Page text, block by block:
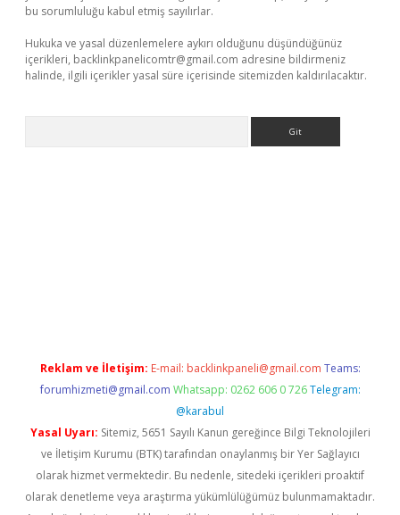
bu sorumluluğu kabul etmiş sayılırlar.
Hukuka ve yasal düzenlemelere aykırı olduğunu düşündüğünüz
içerikleri, backlinkpanelicomtr@gmail.com adresine bildirmeniz
halinde, ilgili içerikler yasal süre içerisinde sitemizden kaldırılacaktır.
Reklam ve İletişim: E-mail: backlinkpaneli@gmail.com Teams:
forumhizmeti@gmail.com Whatsapp: 0262 606 0 726 Telegram:
@karabul
Yasal Uyarı: Sitemiz, 5651 Sayılı Kanun gereğince Bilgi Teknolojileri
ve İletişim Kurumu (BTK) tarafından onaylanmış bir Yer Sağlayıcı
olarak hizmet vermektedir. Bu nedenle, sitedeki içerikleri proaktif
olarak denetleme veya araştırma yükümlülüğümüz bulunmamaktadır.